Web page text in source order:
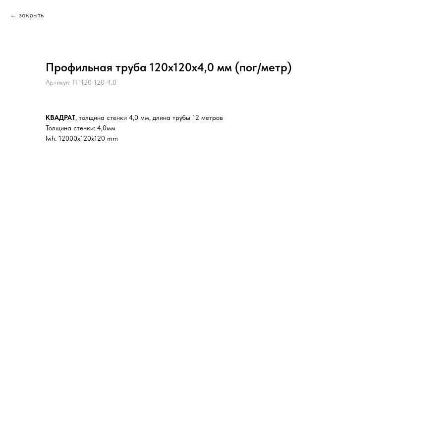
закрыть
Профильная труба 120х120х4,0 мм (пог/метр)
Артикул: ПТ120-120-4,0
КВАДРАТ, толщина стенки 4,0 мм, длина трубы 12 метров
Толщина стенки: 4,0мм
lwh: 12000x120x120 mm